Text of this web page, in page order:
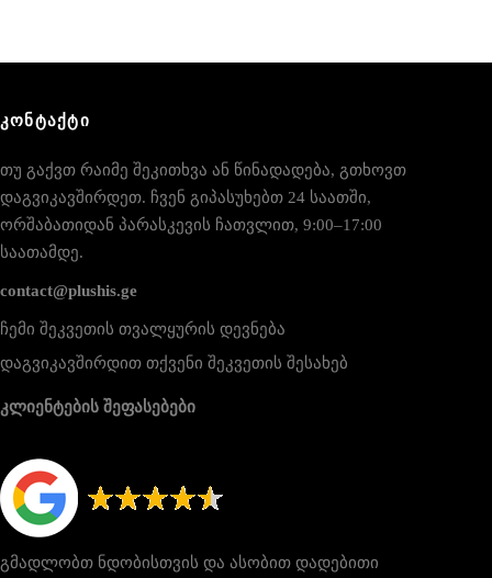
ᲙᲝᲜᲢᲐᲥᲢᲘ
თუ გაქვთ რაიმე შეკითხვა ან წინადადება, გთხოვთ
დაგვიკავშირდეთ. ჩვენ გიპასუხებთ 24 საათში,
ორშაბათიდან პარასკევის ჩათვლით, 9:00–17:00
საათამდე.
contact@plushis.ge
ჩემი შეკვეთის თვალყურის დევნება
დაგვიკავშირდით თქვენი შეკვეთის შესახებ
კლიენტების შეფასებები
გმადლობთ ნდობისთვის და ასობით დადებითი